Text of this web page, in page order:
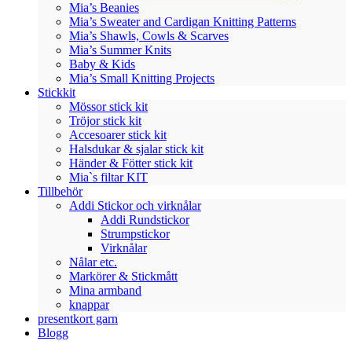
Mia’s Beanies
Mia’s Sweater and Cardigan Knitting Patterns
Mia’s Shawls, Cowls & Scarves
Mia’s Summer Knits
Baby & Kids
Mia’s Small Knitting Projects
Stickkit
Mössor stick kit
Tröjor stick kit
Accesoarer stick kit
Halsdukar & sjalar stick kit
Händer & Fötter stick kit
Mia`s filtar KIT
Tillbehör
Addi Stickor och virknålar
Addi Rundstickor
Strumpstickor
Virknålar
Nålar etc.
Markörer & Stickmått
Mina armband
knappar
presentkort garn
Blogg